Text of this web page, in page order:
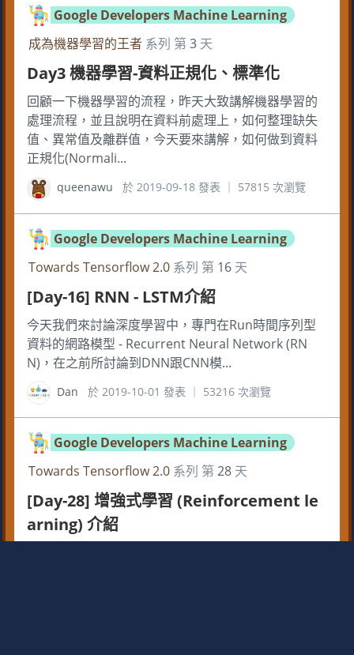
Google Developers Machine Learning
成為機器學習的王者 系列 第3 天
Day3 機器學習-資料正規化、標準化
回顧一下機器學習的流程，昨天大致講解機器學習的
處理流程，並且說明在資料前處理上，如何整理缺失
值、異常值及離群值，今天要來講解，如何做到資料
正規化(Normali...
queenawu 於 2019-09-18 發表 ｜ 57815 次瀏覽
Google Developers Machine Learning
Towards Tensorflow 2.0 系列 第 16 天
[Day-16] RNN - LSTM介紹
今天我們來討論深度學習中，專門在Run時間序列型
資料的網路模型 - Recurrent Neural Network (RN
N)，在之前所討論到DNN跟CNN模...
Dan 於 2019-10-01 發表 ｜ 53216 次瀏覽
Google Developers Machine Learning
Towards Tensorflow 2.0 系列 第28 天
[Day-28] 增強式學習 (Reinforcement le
arning) 介紹